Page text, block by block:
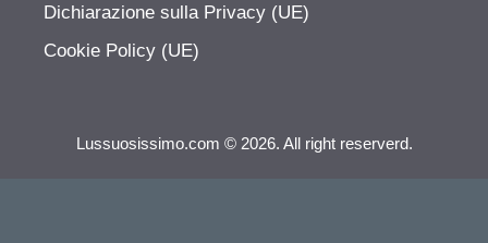
Dichiarazione sulla Privacy (UE)
Cookie Policy (UE)
Lussuosissimo.com © 2026. All right reserverd.